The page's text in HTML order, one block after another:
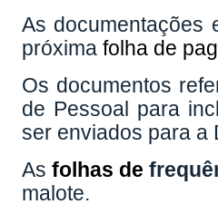
As documentações
próximafolha de
Os documentos
de Pessoal para
ser enviados para a
As folhas de
malote.